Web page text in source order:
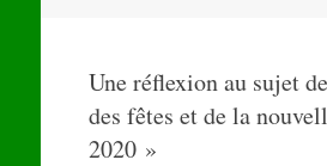
Une réflexion au sujet
des fêtes et de la
2020»